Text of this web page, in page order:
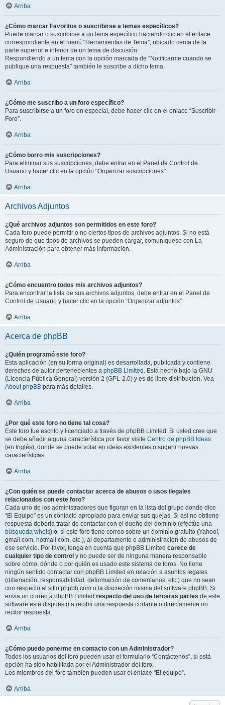
Arriba
¿Cómo marcar Favoritos o suscribirse a temas específicos?
Puede marcar o suscribirse a un tema específico haciendo clic en el enlace
correspondiente en el menú “Herramientas de Tema”, ubicado cerca de la
parte superior e inferior de un tema de discusión.
Respondiendo a un tema con la opción marcada de “Notificarme cuando se
publique una respuesta” también le suscribe a dicho tema.
Arriba
¿Cómo me suscribo a un foro específico?
Para suscribirse a un foro en especial, debe hacer clic en el enlace “Suscribir
Foro”.
Arriba
¿Cómo borro mis suscripciones?
Para eliminar sus suscripciones, debe entrar en el Panel de Control de
Usuario y hacer clic en la opción “Organizar suscripciones”.
Arriba
Archivos Adjuntos
¿Qué archivos adjuntos son permitidos en este foro?
Cada foro puede permitir o no ciertos tipos de archivos adjuntos. Si no está
seguro de que tipos de archivos se pueden cargar, comuníquese con La
Administración para obtener más información.
Arriba
¿Cómo encuentro todos mis archivos adjuntos?
Para encontrar la lista de sus archivos adjuntos, debe entrar en el Panel de
Control de Usuario y hacer clic en la opción “Organizar adjuntos”.
Arriba
Acerca de phpBB
¿Quién programó este foro?
Esta aplicación (en su forma original) es desarrollada, publicada y contiene
derechos de autor pertenecientes a phpBB Limited . Está hecho bajo la GNU
(Licencia Pública General) versión 2 (GPL-2.0) y es de libre distribución. Vea
About phpBB para más detalles.
Arriba
¿Por qué este foro no tiene tal cosa?
Este foro fue escrito y licenciado a través de phpBB Limited. Si usted cree que
se debe añadir alguna característica por favor visite Centro de phpBB Ideas
(en Inglés), donde se puede votar en ideas existentes o sugerir nuevas
características.
Arriba
¿Con quién se puede contactar acerca de abusos o usos ilegales
relacionados con este foro?
Cada uno de los administradores que figuran en la lista del grupo donde dice
“El Equipo” es un contacto apropiado para enviar sus quejas. Si así no obtiene
respuesta debería tratar de contactar con el dueño del dominio (efectúe una
búsqueda whois) o, si este foro tiene correo sobre un dominio gratuito (Yahoo!,
gmail.com, hotmail.com, etc.), al departamento o administración de abusos de
ese servicio. Por favor, tenga en cuenta que phpBB Limited carece de
cualquier tipo de control y no puede ser de ninguna manera responsable
sobre cómo, dónde o por quién es usado este sistema de foros. No tiene
ningún sentido contactar con phpBB Limited en relación a asuntos legales
(difamación, responsabilidad, deformación de comentarios, etc.) que no sean
con respecto al sitio phpbb.com o la discreción misma del software phpBB. Si
envia un correo a phpBB Limited respecto del uso de terceras partes de este
software esté dispuesto a recibir una respuesta cortante o directamente no
recibir respuesta.
Arriba
¿Cómo puedo ponerme en contacto con un Administrador?
Todos los usuarios del foro pueden usar el formulario “Contáctenos”, si está
opción ha sido habilitada por el Administrador del foro.
Los miembros del foro también pueden usar el enlace “El equipo”.
Arriba